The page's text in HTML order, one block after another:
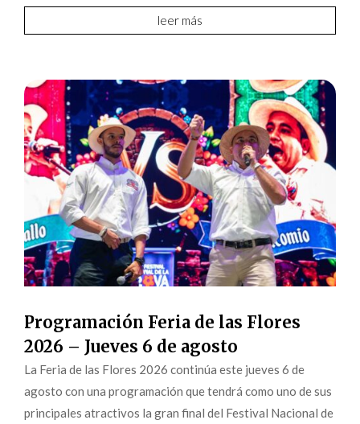
leer más
Programación Feria de las Flores
2026 – Jueves 6 de agosto
La Feria de las Flores 2026 continúa este jueves 6 de
agosto con una programación que tendrá como uno de sus
principales atractivos la gran final del Festival Nacional de